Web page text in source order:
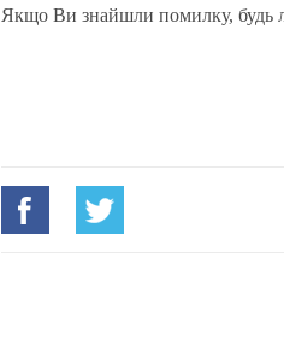
Якщо Ви знайшли помилку, будь